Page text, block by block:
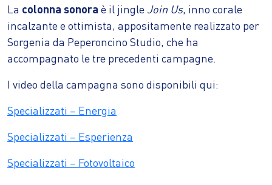
La colonna sonora è il jingle Join Us, inno corale
incalzante e ottimista, appositamente realizzato per
Sorgenia da Peperoncino Studio, che ha
accompagnato le tre precedenti campagne.
I video della campagna sono disponibili qui:
Specializzati – Energia
Specializzati – Esperienza
Specializzati – Fotovoltaico